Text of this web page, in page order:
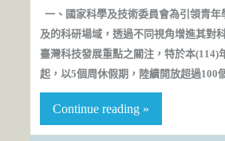
一、國家科學及技術委員會為引領青年
及的科研場域，透過不同視角增進其對
臺灣科技發展重點之關注，特於本(114)
起，以5個周休假期，陸續開放超過
Continue reading »